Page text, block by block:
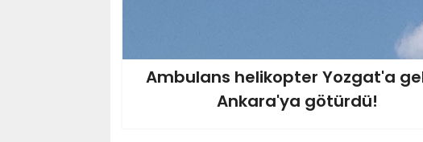
Ambulans helikopter Yozgat'a
Ankara'ya götürdü!